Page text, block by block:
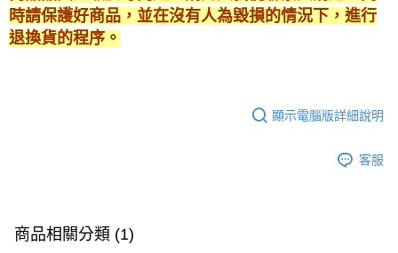
時請保護好商品，並在沒有人為毀損的情況下，進行
退換貨的程序。
顯示電腦版詳細說明
客服
商品相關分類 (1)